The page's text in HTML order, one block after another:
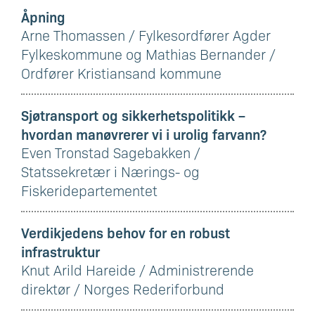
Åpning
Arne Thomassen / Fylkesordfører Agder
Fylkeskommune og Mathias Bernander /
Ordfører Kristiansand kommune
Sjøtransport og sikkerhetspolitikk –
hvordan manøvrerer vi i urolig farvann?
Even Tronstad Sagebakken /
Statssekretær i Nærings- og
Fiskeridepartementet
Verdikjedens behov for en robust
infrastruktur
Knut Arild Hareide / Administrerende
direktør / Norges Rederiforbund